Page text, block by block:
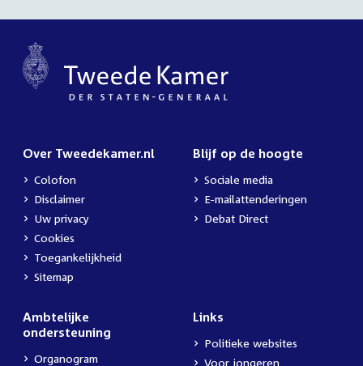
Over Tweedekamer.nl
Colofon
Disclaimer
Uw privacy
Cookies
Toegankelijkheid
Sitemap
Blijf op de hoogte
Sociale media
E-mailattenderingen
Debat Direct
Ambtelijke
ondersteuning
Organogram
Links
Politieke websites
Voor jongeren